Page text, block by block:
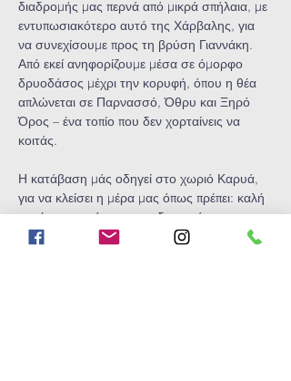
διαδρομής μας περνά από μικρά σπήλαια, με
εντυπωσιακότερο αυτό της Χάρβαλης, για
να συνεχίσουμε προς τη βρύση Γιαννάκη.
Από εκεί ανηφορίζουμε μέσα σε όμορφο
δρυοδάσος μέχρι την κορυφή, όπου η θέα
απλώνεται σε Παρνασσό, Όθρυ και Ξηρό
Όρος – ένα τοπίο που δεν χορταίνεις να
κοιτάς.
Η κατάβαση μάς οδηγεί στο χωριό Καρυά,
για να κλείσει η μέρα μας όπως πρέπει: καλή
παρέα, φαγητό στα παραδοσιακά
ταβερνάκια και στιγμές χαλάρωσης πριν την